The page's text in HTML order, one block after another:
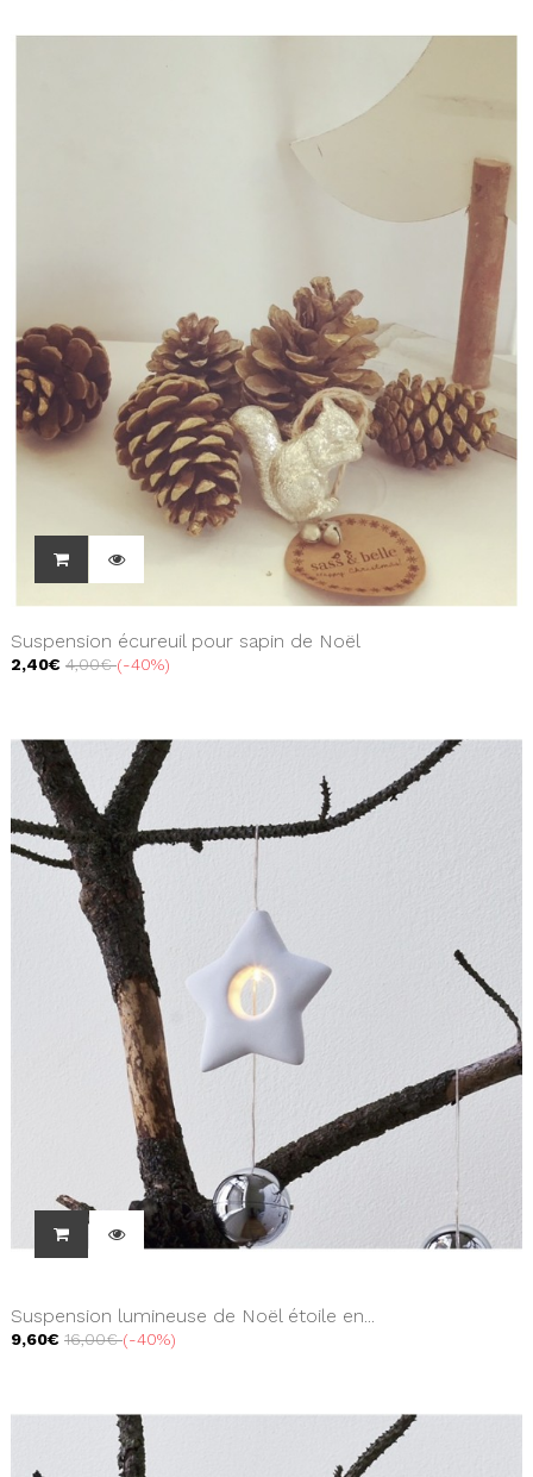
Suspension écureuil pour sapin de Noël
2,40€ 4,00€ -40%
Suspension lumineuse de Noël étoile en...
9,60€ 16,00€ -40%